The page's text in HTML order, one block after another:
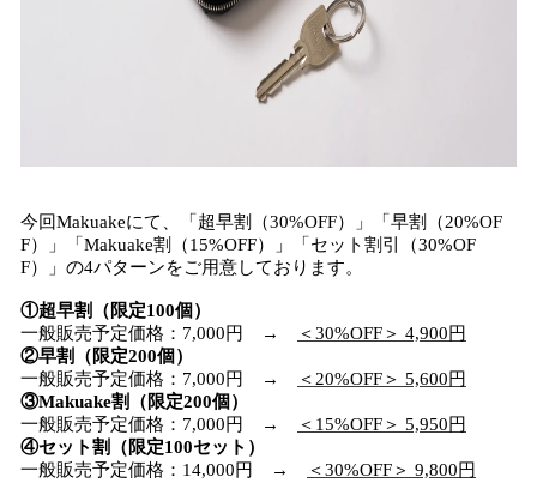
今回Makuakeにて、「超早割（30%OFF）」「早割（20%OF
F）」「Makuake割（15%OFF）」「セット割引（30%OF
F）」の4パターンをご用意しております。
①超早割（限定100個）
一般販売予定価格：7,000円 →
＜30%OFF＞ 4,900円
②早割（限定200個）
一般販売予定価格：7,000円 →
＜20%OFF＞ 5,600円
③Makuake割（限定200個）
一般販売予定価格：7,000円 →
＜15%OFF＞ 5,950円
④セット割（限定100セット）
一般販売予定価格：14,000円 →
＜30%OFF＞ 9,800円